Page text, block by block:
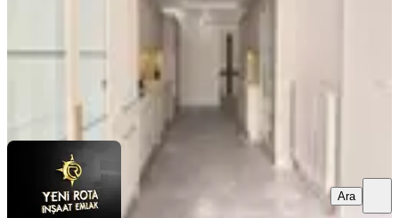
YENİ ROTA İNŞAAT EMLAK ADEM ÇAKIR
Ara